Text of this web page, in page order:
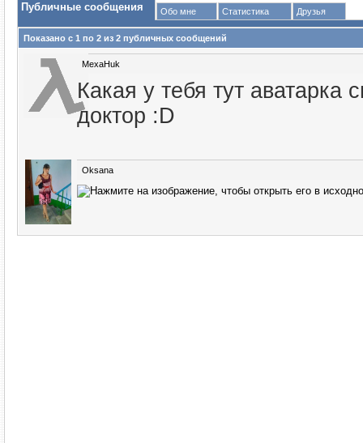
Публичные сообщения Обо мне Статистика Друзья
Показано с 1 по 2 из 2 публичных сообщений
MexaHuk
Какая у тебя тут аватарка
доктор :D
Oksana